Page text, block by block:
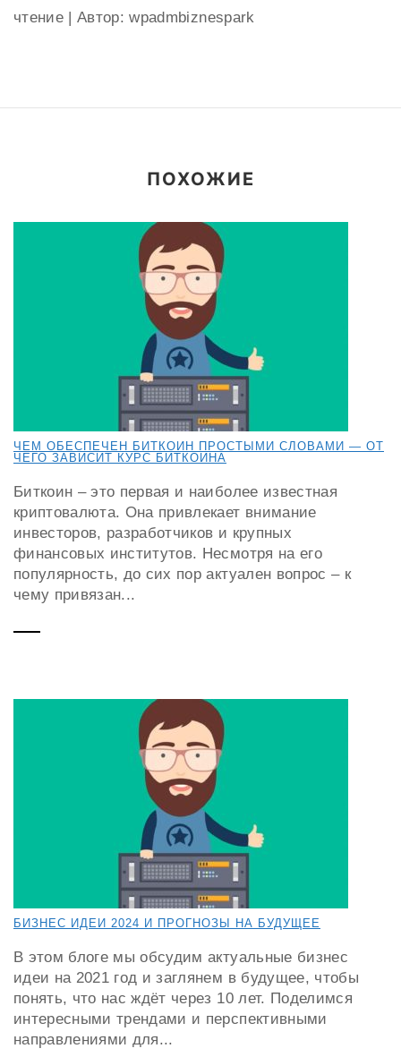
чтение | Автор: wpadmbiznespark
ПОХОЖИЕ
ЧЕМ ОБЕСПЕЧЕН БИТКОИН ПРОСТЫМИ СЛОВАМИ — ОТ
ЧЕГО ЗАВИСИТ КУРС БИТКОИНА
Биткоин – это первая и наиболее известная
криптовалюта. Она привлекает внимание
инвесторов, разработчиков и крупных
финансовых институтов. Несмотря на его
популярность, до сих пор актуален вопрос – к
чему привязан...
БИЗНЕС ИДЕИ 2024 И ПРОГНОЗЫ НА БУДУЩЕЕ
В этом блоге мы обсудим актуальные бизнес
идеи на 2021 год и заглянем в будущее, чтобы
понять, что нас ждёт через 10 лет. Поделимся
интересными трендами и перспективными
направлениями для...